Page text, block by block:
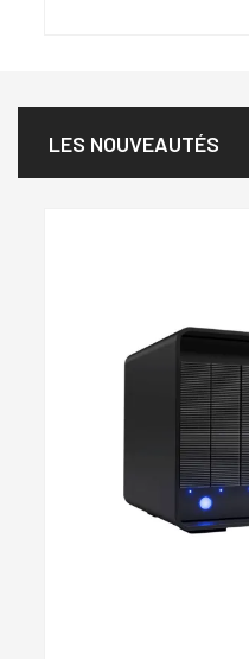
LES NOUVEAUTÉS